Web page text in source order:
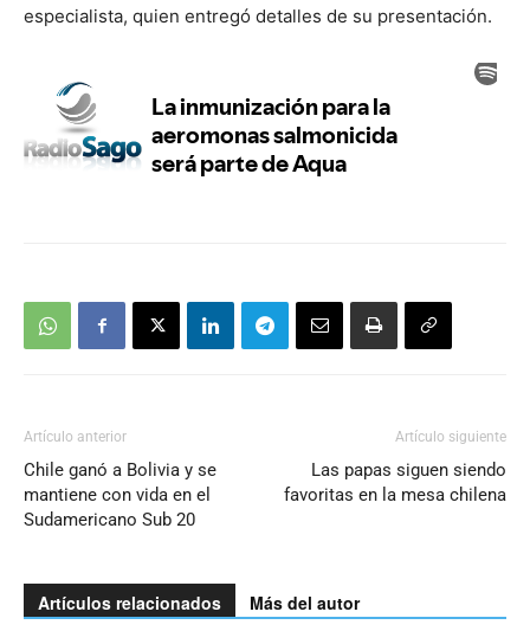
especialista, quien entregó detalles de su presentación.
Artículo anterior
Chile ganó a Bolivia y se
mantiene con vida en el
Sudamericano Sub 20
Artículo siguiente
Las papas siguen siendo
favoritas en la mesa chilena
Artículos relacionados Más del autor